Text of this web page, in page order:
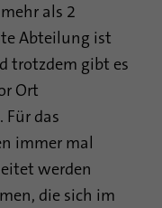
als 2
Abteilung ist
trotzdem gibt es
Ort
das
immer mal
werden
die sich im